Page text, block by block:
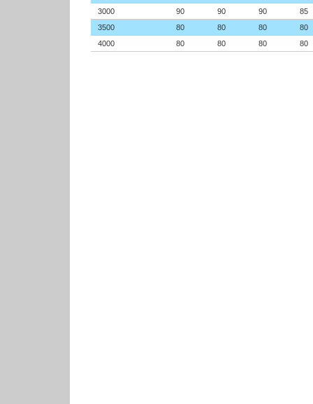
3000
90 90 90
85
3500
80 80 80
80
4000
80 80 80 80